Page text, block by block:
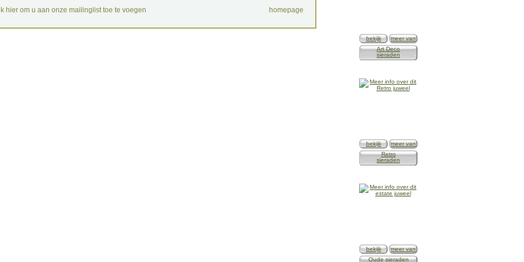
hier om u aan onze mailinglist toe te voegen homepage
bekijk
meer van
Art Deco
sieraden
bekijk
meer van
Retro
sieraden
bekijk
meer van
Oude sieraden